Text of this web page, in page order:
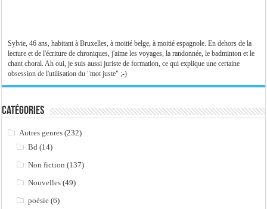
Sylvie, 46 ans, habitant à Bruxelles, à moitié belge, à moitié espagnole. En dehors de la
lecture et de l'écriture de chroniques, j'aime les voyages, la randonnée, le badminton et le
chant choral. Ah oui, je suis aussi juriste de formation, ce qui explique une certaine
obsession de l'utilisation du "mot juste" ;-)
Catégories
Autres genres (232)
Bd (14)
Non fiction (137)
Nouvelles (49)
poésie (6)